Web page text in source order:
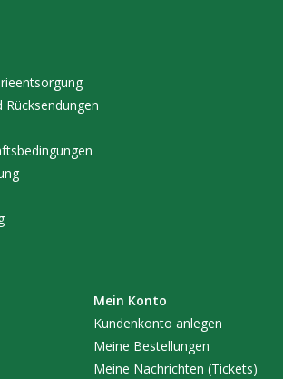
Mein Konto
Kundenkonto anlegen
Meine Bestellungen
Meine Nachrichten (Tickets)